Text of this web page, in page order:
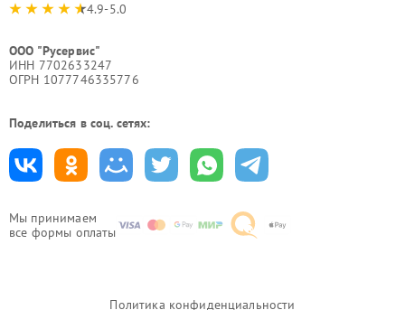
Мы принимаем
все формы оплаты
4.9-5.0
ООО "Русервис"
ИНН 7702633247
ОГРН 1077746335776
Поделиться в соц. сетях:
Политика конфиденциальности